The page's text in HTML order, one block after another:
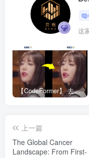
这
【CodeFormer】 去马赛克神器
上一篇
The Global Cancer
Landscape: From First-